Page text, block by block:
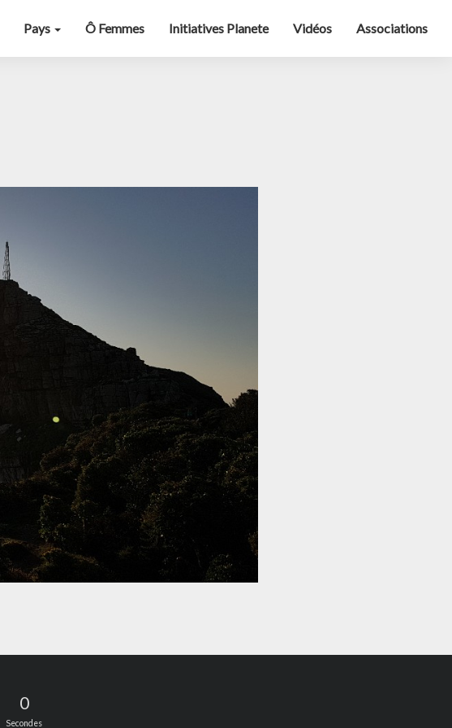
Pays Ô Femmes Initiatives Planete Vidéos Associations
0
Secondes